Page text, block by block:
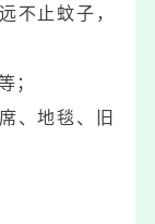
不止蚊子，
；
、地毯、旧